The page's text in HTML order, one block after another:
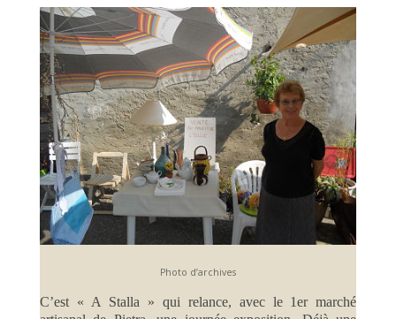
Photo d’archives
C’est « A Stalla » qui relance, avec le 1er marché